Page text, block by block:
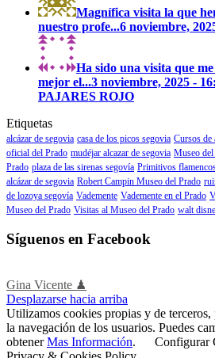
Magnífica visita la que
nuestro profe...6 noviembre,
Ha sido una visita que
mejor el...3 noviembre, 2025 -
PAJARES ROJO
Etiquetas
alcázar de segovia casa de los picos segovia Cursos de
oficial del Prado mudéjar alcazar de segovia Museo
Prado plaza de las sirenas segovía Primitivos
alcázar de segovia Robert Campin Museo del Prado
de lozoya segovía Vademente Vademente en el Prado
Museo del Prado Visitas al Museo del Prado walt
Síguenos en Facebook
Gina Vicente ♟
Desplazarse hacia arriba
Utilizamos cookies propias y de terceros,
la navegación de los usuarios. Puedes
obtenerMas Información. Configurar